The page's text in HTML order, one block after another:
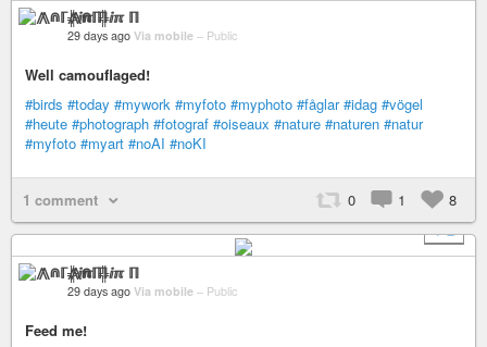
⨇⋒ℾ╬ⅈℼ ℿ
29 days ago Via mobile – Public
Well camouflaged!
#birds #today #mywork #myfoto #myphoto #fåglar #idag #vögel
#heute #photograph #fotograf #oiseaux #nature #naturen #natur
#myfoto #myart #noAI #noKI
1 comment 0 1
8
+ 2
⨇⋒ℾ╬ⅈℼ ℿ
29 days ago Via mobile – Public
Feed me!